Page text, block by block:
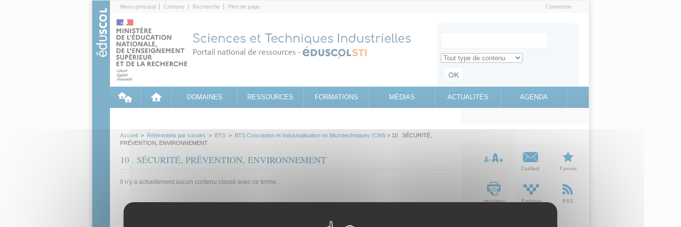
Menu principal Contenu Recherche Pied de page Connexion
Search for
Retrouvez toute l'information sur le site education.gouv.fr
DOMAINES RESSOURCES FORMATIONS MÉDIAS ACTUALITÉS AGENDA
Accueil > Référentiels par savoirs > BTS > BTS Conception et Industrialisation en Microtechniques (CIM) > 10 . SÉCURITÉ,
PRÉVENTION, ENVIRONNEMENT
10 . SÉCURITÉ, PRÉVENTION, ENVIRONNEMENT
Il n'y a actuellement aucun contenu classé avec ce terme.